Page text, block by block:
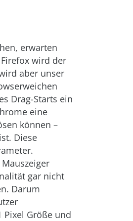
erwarten
wird der
aber unser
Drag-Starts ein
eine
können –
Diese
gar nicht
Darum
Pixel Größe und